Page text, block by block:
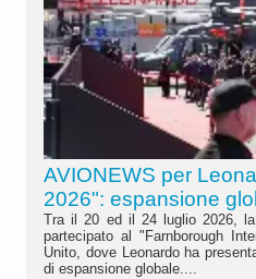
AVIONEWS per
2026": espansione
Tra il 20 ed il 24 luglio 2026,
partecipato al "Farnborough
Unito, dove Leonardo ha
di espansione globale....